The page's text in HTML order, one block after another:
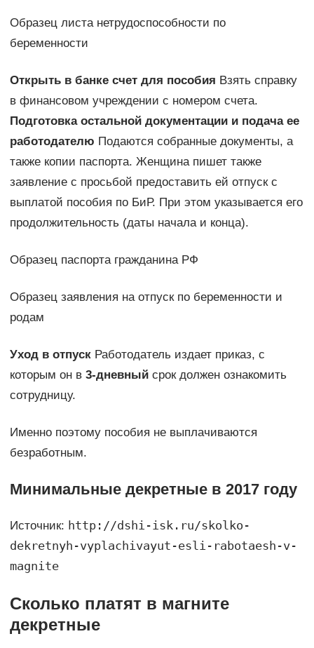
Образец листа нетрудоспособности по
беременности
Открыть в банке счет для пособия Взять справку
в финансовом учреждении с номером счета.
Подготовка остальной документации и подача ее
работодателю Подаются собранные документы, а
также копии паспорта. Женщина пишет также
заявление с просьбой предоставить ей отпуск с
выплатой пособия по БиР. При этом указывается его
продолжительность (даты начала и конца).
Образец паспорта гражданина РФ
Образец заявления на отпуск по беременности и
родам
Уход в отпускРаботодатель издает приказ, с
которым он в 3-дневныйсрок должен ознакомить
сотрудницу.
Именно поэтому пособия не выплачиваются
безработным.
Минимальные декретные в 2017 году
Источник: http://dshi-isk.ru/skolko-
dekretnyh-vyplachivayut-esli-rabotaesh-v-
magnite
Сколько платят в магните
декретные